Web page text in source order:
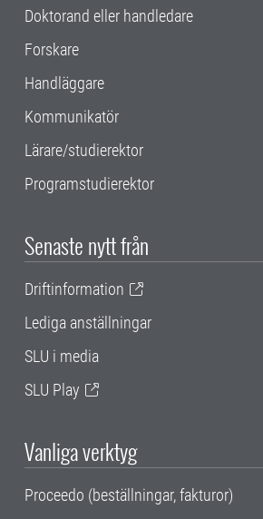
Doktorand eller handledare
Forskare
Handläggare
Kommunikatör
Lärare/studierektor
Programstudierektor
Senaste nytt från
Driftinformation
Lediga anställningar
SLU i media
SLU Play
Vanliga verktyg
Proceedo (beställningar, fakturor)